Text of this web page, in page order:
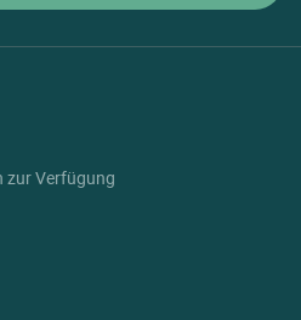
zur Verfügung